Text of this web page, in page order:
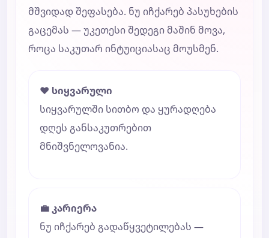
მშვიდად შეფასება. ნუ იჩქარებ პასუხების
გაცემას — უკეთესი შედეგი მაშინ მოვა,
როცა საკუთარ ინტუიციასაც მოუსმენ.
❤️ სიყვარული
სიყვარულში სითბო და ყურადღება
დღეს განსაკუთრებით
მნიშვნელოვანია.
💼 კარიერა
ნუ იჩქარებ გადაწყვეტილებას —